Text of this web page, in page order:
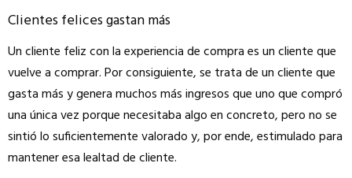
Clientes felices gastan más
Un cliente feliz con la experiencia de compra es un cliente que
vuelve a comprar. Por consiguiente, se trata de un cliente que
gasta más y genera muchos más ingresos que uno que compró
una única vez porque necesitaba algo en concreto, pero no se
sintió lo suficientemente valorado y, por ende, estimulado para
mantener esa lealtad de cliente.